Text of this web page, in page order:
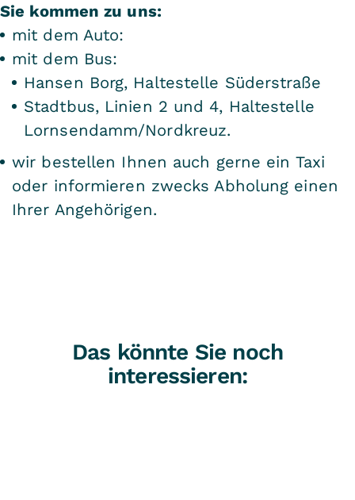
Sie kommen zu uns:
mit dem Auto:
mit dem Bus:
Hansen Borg, Haltestelle Süderstraße
Stadtbus, Linien 2 und 4, Haltestelle
Lornsendamm/Nordkreuz.
wir bestellen Ihnen auch gerne ein Taxi
oder informieren zwecks Abholung einen
Ihrer Angehörigen.
Das könnte Sie noch
interessieren: